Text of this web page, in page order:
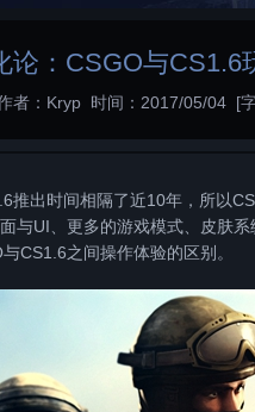
打开“
”选项
论：CSGO与CS1.6
者：Kryp 时间：2017/05/04 [
出时间相隔了近10年，所以
与UI、更多的游戏模式、皮肤
CS1.6之间操作体验的区别。